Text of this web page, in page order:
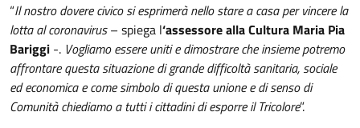
“Il nostro dovere civico si esprimerà nello stare a casa per vincere la
lotta al coronavirus– spiega l‘assessore alla Cultura Maria Pia
Bariggi -. Vogliamo essere uniti e dimostrare che insieme potremo
affrontare questa situazione di grande difficoltà sanitaria, sociale
ed economica e come simbolo di questa unione e di senso di
Comunità chiediamo a tutti i cittadini di esporre il Tricolore”.